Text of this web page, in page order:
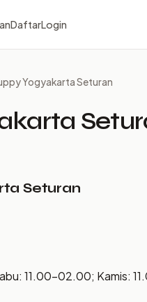
DaftarLogin
Yogyakarta Seturan
Seturan
11.00–02.00; Kamis: